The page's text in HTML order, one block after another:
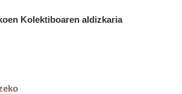
Kolektiboaren aldizkaria